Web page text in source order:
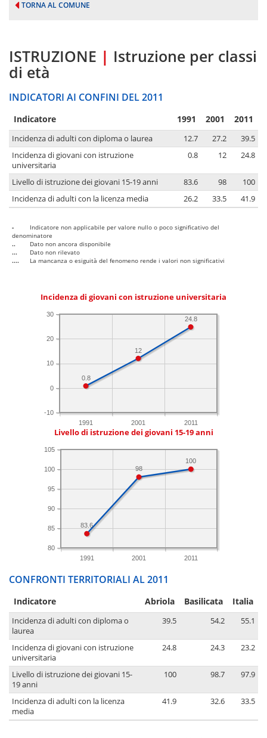
TORNA AL COMUNE
ISTRUZIONE | Istruzione per classi
di età
INDICATORI AI CONFINI DEL 2011
Indicatore 1991 2001 2011
Incidenza di adulti con diploma o laurea 12.7 27.2
39.5
Incidenza di giovani con istruzione
universitaria
0.8 12 24.8
Livello di istruzione dei giovani 15-19 anni 83.6 98
100
Incidenza di adulti con la licenza media
26.2 33.5 41.9
-
Indicatore non applicabile per valore nullo o poco significativo del
denominatore
..
Dato non ancora disponibile
...
Dato non rilevato
....
La mancanza o esiguità del fenomeno rende i valori non significativi
Incidenza di giovani con istruzione universitaria
1991 2001 2011
-10
0
10
20
30
24.8
12
0.8
Livello di istruzione dei giovani 15-19 anni
1991 2001 2011
80
85
90
95
100
105
100
98
83.6
CONFRONTI TERRITORIALI AL 2011
Indicatore Abriola Basilicata Italia
Incidenza di adulti con diploma o
laurea
39.5 54.2 55.1
Incidenza di giovani con istruzione
universitaria
24.8 24.3 23.2
Livello di istruzione dei giovani 15-
19 anni
100 98.7 97.9
Incidenza di adulti con la licenza
media
41.9 32.6 33.5